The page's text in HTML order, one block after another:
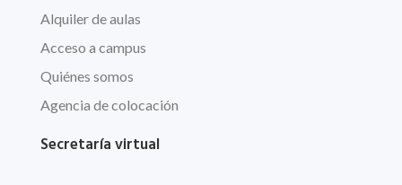
Alquiler de aulas
Acceso a campus
Quiénes somos
Agencia de colocación
Secretaría virtual